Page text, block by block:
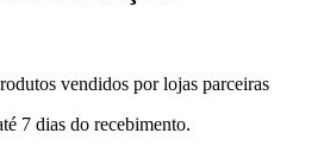
vendidos por lojas parceiras
7 dias do recebimento.